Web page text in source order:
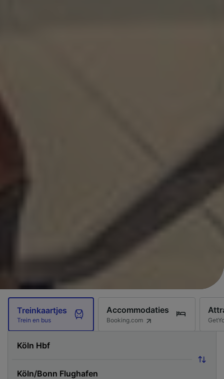
Treinkaartjes
Trein en bus
Accommodaties
Booking.com